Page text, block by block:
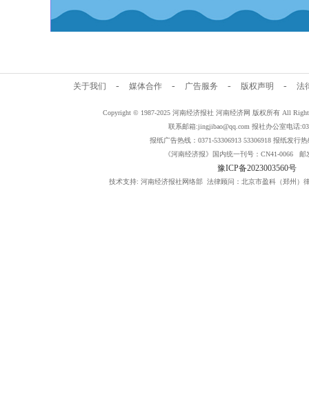
关于我们 - 媒体合作 - 广告服务 - 版权声明 - 法
Copyright © 1987-2025 河南经济报社 河南经济网 版权所有 All
联系邮箱:jingjibao@qq.com 报社办公室电话
报纸广告热线：0371-53306913 53306918 报纸发行热
《河南经济报》国内统一刊号：CN41-0066 邮
豫ICP备2023003560号
技术支持: 河南经济报社网络部 法律顾问：北京市盈科（郑州